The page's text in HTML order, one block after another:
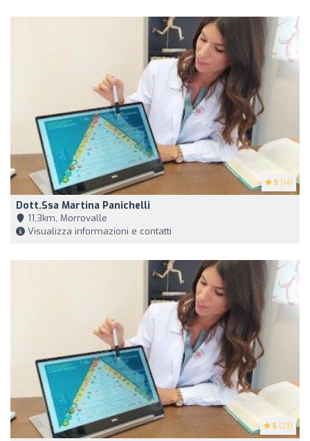
5 (14)
Dott.ssa Martina Panichelli
11,3km, Morrovalle
Visualizza informazioni e contatti
5 (23)